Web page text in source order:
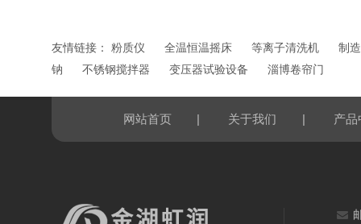
友情链接： 粉质仪 全温恒温摇床 等离子清洗机
制
钠
不锈钢搅拌器 变压器试验设备 淄博卷帘门
网站首页 | 关于我们 | 产品